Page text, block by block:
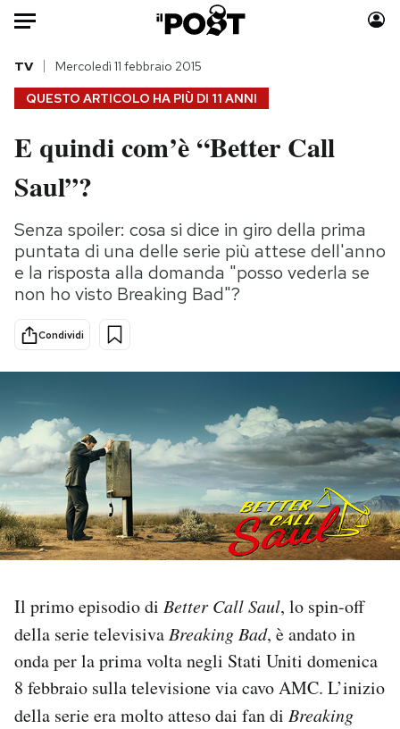
HOME
Italia
Politica
Tecnologia
Internet
Scienza
Cultura
Economia
Moda
Storie/Idee
Ok Boomer!
Media
Europa
PODCAST
NEWSLETTER
I MIEI PREFERITI
SHOP
CALENDARIO
QUESTO ARTICOLO HA PIÙ DI 11 ANNI
TV Mercoledì 11 febbraio 2015
E quindi com’è “Better Call
Saul”?
Senza spoiler: cosa si dice in giro della prima
puntata di una delle serie più attese dell'anno
e la risposta alla domanda "posso vederla se
non ho visto Breaking Bad"?
Condividi
Il primo episodio di Better Call Saul, lo spin-off
della serie televisiva Breaking Bad, è andato in
onda per la prima volta negli Stati Uniti domenica
8 febbraio sulla televisione via cavo AMC. L’inizio
della serie era molto atteso dai fan di Breaking